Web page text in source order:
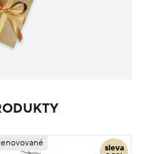
sleva